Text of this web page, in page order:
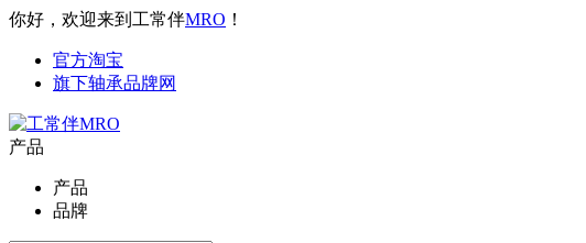
你好，欢迎来到工常伴MRO ！
官方淘宝
旗下轴承品牌网
产品
产品
品牌